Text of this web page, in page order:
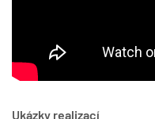
Ukázky realizací